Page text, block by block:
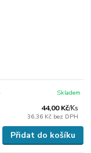
44,00 Kč/Ks
36,36 Kč bez DPH
Skladem
Přidat do košíku